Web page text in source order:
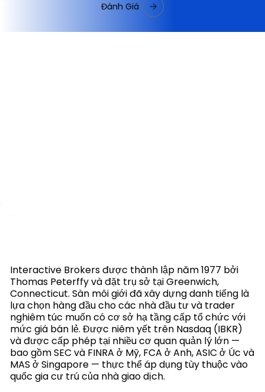
Đánh Giá
Interactive Brokers được thành lập năm 1977 bởi
Thomas Peterffy và đặt trụ sở tại Greenwich,
Connecticut. Sàn môi giới đã xây dựng danh tiếng là
lựa chọn hàng đầu cho các nhà đầu tư và trader
nghiêm túc muốn có cơ sở hạ tầng cấp tổ chức với
mức giá bán lẻ. Được niêm yết trên Nasdaq (IBKR)
và được cấp phép tại nhiều cơ quan quản lý lớn —
bao gồm SEC và FINRA ở Mỹ, FCA ở Anh, ASIC ở Úc và
MAS ở Singapore — thực thể áp dụng tùy thuộc vào
quốc gia cư trú của nhà giao dịch.